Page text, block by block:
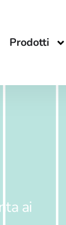
Prodotti
ai